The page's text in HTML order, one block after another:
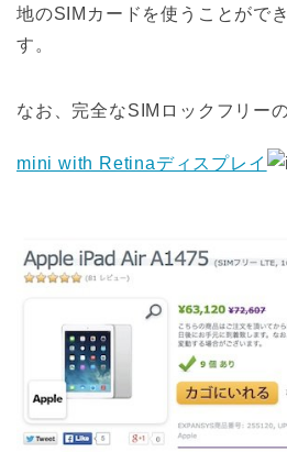
地のSIMカードを使うことがで
す。
なお、完全なSIMロックフリー
mini with Retinaディスプレイ